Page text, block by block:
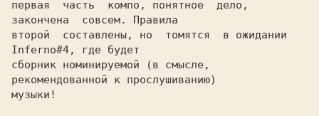
первая  часть  компо, понятное  дело,
закончена  совсем. Правила
второй  составлены, но  томятся  в ожидании
Inferno#4, где будет
сборник номинируемой (в смысле,
рекомендованной к прослушиванию)
музыки!